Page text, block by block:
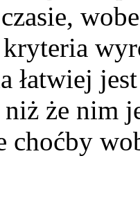
łatwiej
że nim
choćby